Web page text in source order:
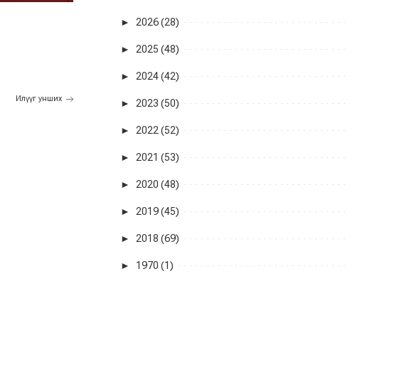
Илүүг унших
► 2026 (28)
► 2025 (48)
► 2024 (42)
► 2023 (50)
► 2022 (52)
► 2021 (53)
► 2020 (48)
► 2019 (45)
► 2018 (69)
► 1970 (1)